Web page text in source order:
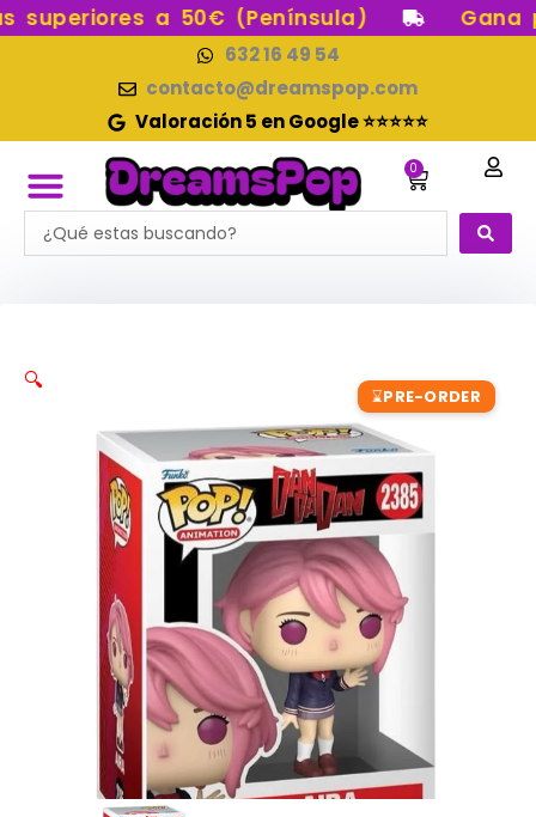
Ir
a 50€ (Península) Gana
632 16 49 54
contacto@dreamspop.com
Valoración 5 en Google ⭐⭐⭐⭐⭐
0
Carrito
Search
...
⌛PRE-ORDER
🔍